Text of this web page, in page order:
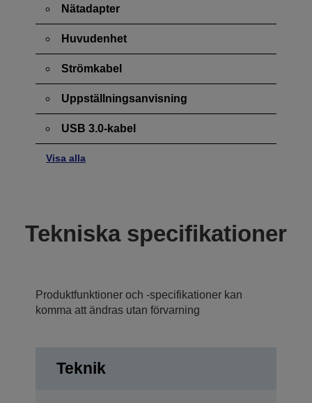
Nätadapter
Huvudenhet
Strömkabel
Uppställningsanvisning
USB 3.0-kabel
Visa alla
Tekniska specifikationer
Produktfunktioner och -specifikationer kan
komma att ändras utan förvarning
Teknik